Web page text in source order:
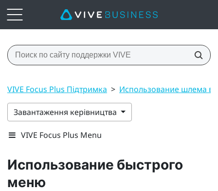
VIVE Focus Plus Підтримка > Использование шлема
Завантаження керівництва
VIVE Focus Plus Menu
Использование быстрого
меню